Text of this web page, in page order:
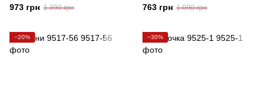
973 грн 1 390 грн 763 грн 1 090 грн
−20% −30%